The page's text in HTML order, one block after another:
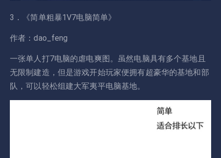
3．《简单粗暴1V7电脑简单》
作者：dao_feng
一张单人打7电脑的虐电爽图。虽然电脑具有多个基地且
无限制建造，但是游戏开始玩家便拥有超豪华的基地和部
队，可以轻松组建大军夷平电脑基地。